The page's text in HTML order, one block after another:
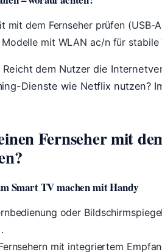
mit dem Fernseher prüfen (USB-
mit WLAN ac/n für stabile
dem Nutzer die
Dienste wie Netflix nutzen?
Fernseher mit
Smart TV machen mit Handy
oder
mit integriertem